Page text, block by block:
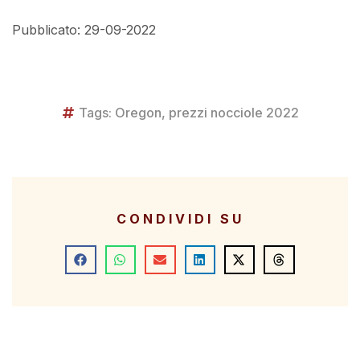
Pubblicato: 29-09-2022
Tags: Oregon, prezzi nocciole 2022
CONDIVIDI SU